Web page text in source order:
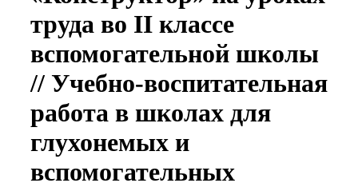
труда во II классе
вспомогательной школы
// Учебно-воспитательная
работа в школах для
глухонемых и
вспомогательных